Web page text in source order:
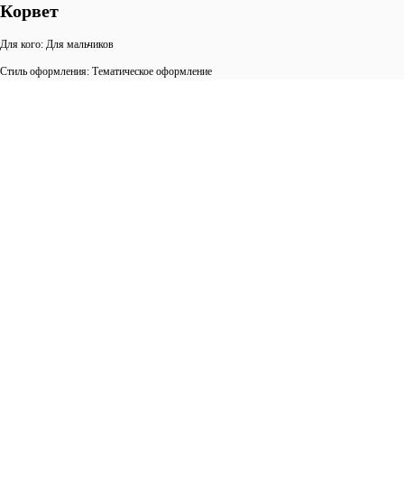
Корвет
Для кого: Для мальчиков
Стиль оформления: Тематическое оформление